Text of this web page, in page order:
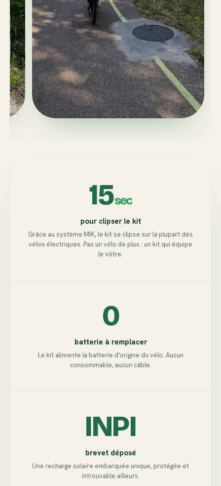
15sec
pour clipser le kit
Grâce au système MIK, le kit se clipse sur la plupart des
vélos électriques. Pas un vélo de plus : un kit qui équipe
le vôtre.
0
batterie à remplacer
Le kit alimente la batterie d'origine du vélo. Aucun
consommable, aucun câble.
INPI
brevet déposé
Une recharge solaire embarquée unique, protégée et
introuvable ailleurs.